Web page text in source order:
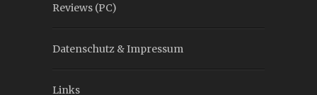
Reviews (PC)
Datenschutz & Impressum
Links